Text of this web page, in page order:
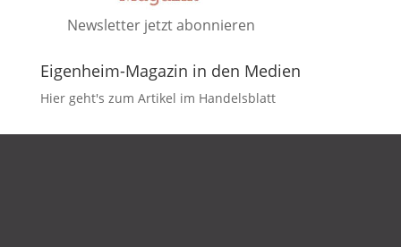
Newsletter jetzt abonnieren
Eigenheim-Magazin in den Medien
Hier geht's zum Artikel im Handelsblatt
DATENSCHUTZ